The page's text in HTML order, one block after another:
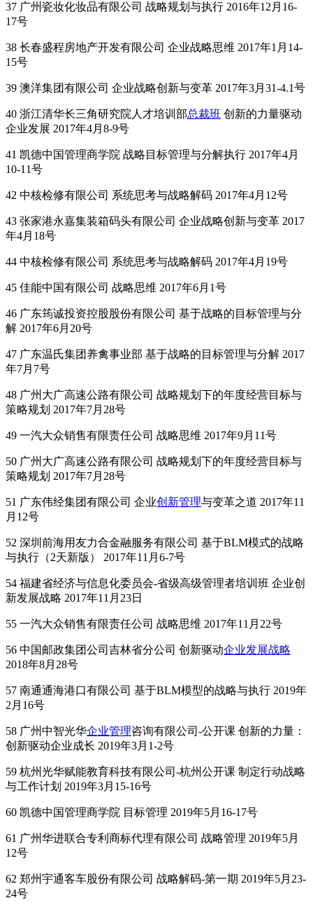
37 广州瓷妆化妆品有限公司 战略规划与执行 2016年12月16-
17号
38 长春盛程房地产开发有限公司 企业战略思维 2017年1月14-
15号
39 澳洋集团有限公司 企业战略创新与变革 2017年3月31-4.1号
40 浙江清华长三角研究院人才培训部总裁班 创新的力量驱动
企业发展 2017年4月8-9号
41 凯德中国管理商学院 战略目标管理与分解执行 2017年4月
10-11号
42 中核检修有限公司 系统思考与战略解码 2017年4月12号
43 张家港永嘉集装箱码头有限公司 企业战略创新与变革 2017
年4月18号
44 中核检修有限公司 系统思考与战略解码 2017年4月19号
45 佳能中国有限公司 战略思维 2017年6月1号
46 广东筠诚投资控股股份有限公司 基于战略的目标管理与分
解 2017年6月20号
47 广东温氏集团养禽事业部 基于战略的目标管理与分解 2017
年7月7号
48 广州大广高速公路有限公司 战略规划下的年度经营目标与
策略规划 2017年7月28号
49 一汽大众销售有限责任公司 战略思维 2017年9月11号
50 广州大广高速公路有限公司 战略规划下的年度经营目标与
策略规划 2017年7月28号
51 广东伟经集团有限公司 企业创新管理与变革之道 2017年11
月12号
52 深圳前海用友力合金融服务有限公司 基于BLM模式的战略
与执行（2天新版） 2017年11月6-7号
54 福建省经济与信息化委员会-省级高级管理者培训班 企业创
新发展战略 2017年11月23日
55 一汽大众销售有限责任公司 战略思维 2017年11月22号
56 中国邮政集团公司吉林省分公司 创新驱动企业发展战略
2018年8月28号
57 南通通海港口有限公司 基于BLM模型的战略与执行 2019年
2月16号
58 广州中智光华企业管理咨询有限公司-公开课 创新的力量：
创新驱动企业成长 2019年3月1-2号
59 杭州光华赋能教育科技有限公司-杭州公开课 制定行动战略
与工作计划 2019年3月15-16号
60 凯德中国管理商学院 目标管理 2019年5月16-17号
61 广州华进联合专利商标代理有限公司 战略管理 2019年5月
12号
62 郑州宇通客车股份有限公司 战略解码-第一期 2019年5月23-
24号